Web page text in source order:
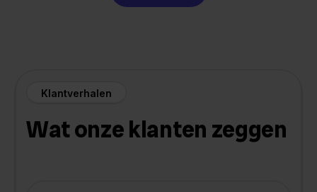
Klantverhalen
Wat onze klanten zeggen